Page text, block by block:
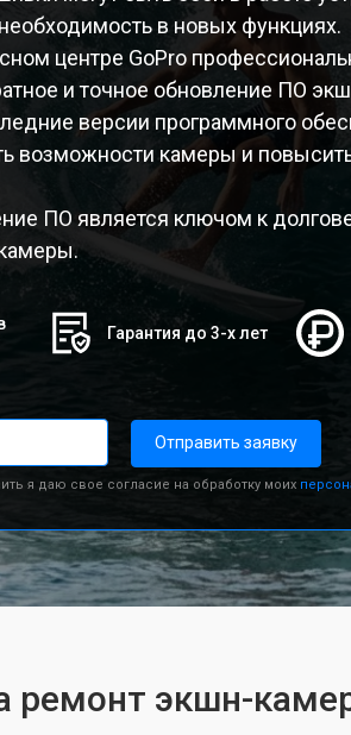
в новых функциях.
центре GoPro
и точное обновление ПО
версии программного
возможности камеры и
ПО является ключом к
Гарантия до 3-х лет
Отправить заявку
я даю свое согласие на обработку моих
ремонт экшн-